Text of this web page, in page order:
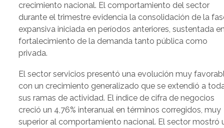
crecimiento nacional. El comportamiento del sector
durante el trimestre evidencia la consolidación de la
expansiva iniciada en períodos anteriores, sustentada
fortalecimiento de la demanda tanto pública como
privada.
El sector servicios presentó una evolución muy
con un crecimiento generalizado que se extendió a
sus ramas de actividad. El índice de cifra de negocios
creció un 4,76% interanual en términos corregidos, muy
superior al comportamiento nacional. El sector mostró